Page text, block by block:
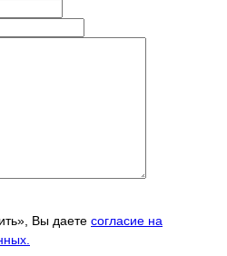
Вы даете согласие на